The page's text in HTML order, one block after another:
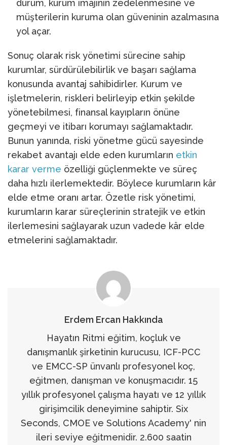
durum, kurum imajının zedelenmesine ve
müşterilerin kuruma olan güveninin azalmasına
yol açar.
Sonuç olarak risk yönetimi sürecine sahip
kurumlar, sürdürülebilirlik ve başarı sağlama
konusunda avantaj sahibidirler. Kurum ve
işletmelerin, riskleri belirleyip etkin şekilde
yönetebilmesi, finansal kayıpların önüne
geçmeyi ve itibarı korumayı sağlamaktadır.
Bunun yanında, riski yönetme gücü sayesinde
rekabet avantajı elde eden kurumların etkin
karar verme özelliği güçlenmekte ve süreç
daha hızlı ilerlemektedir. Böylece kurumların kâr
elde etme oranı artar. Özetle risk yönetimi,
kurumların karar süreçlerinin stratejik ve etkin
ilerlemesini sağlayarak uzun vadede kâr elde
etmelerini sağlamaktadır.
Erdem Ercan Hakkında
Hayatın Ritmi eğitim, koçluk ve
danışmanlık şirketinin kurucusu, ICF-PCC
ve EMCC-SP ünvanlı profesyonel koç,
eğitmen, danışman ve konuşmacıdır. 15
yıllık profesyonel çalışma hayatı ve 12 yıllık
girişimcilik deneyimine sahiptir. Six
Seconds, CMOE ve Solutions Academy' nin
ileri seviye eğitmenidir. 2.600 saatin